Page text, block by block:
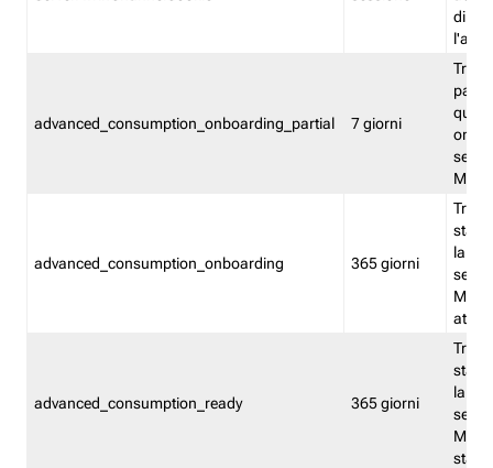
advanced_consumption_onboarding_partial 7 giorni
advanced_consumption_onboarding 365 giorni
stata
la
advanced_consumption_ready 365 giorni
stata
la
stato